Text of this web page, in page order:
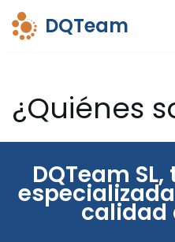
Saltar
DQTeam
¿Quiénes
DQTeam
calidad